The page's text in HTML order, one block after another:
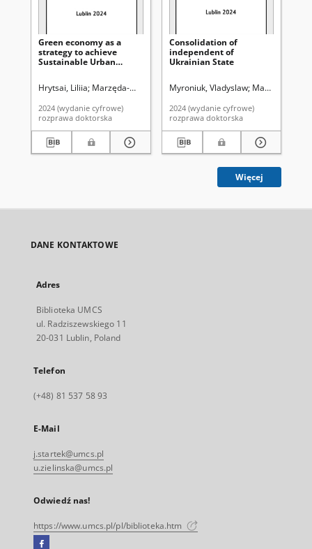
Green economy as a
strategy to achieve
Sustainable Urban
Hrytsai, Liliia Marzęda-Młynarska, Katarzyna. Promotor
2024 (wydanie cyfrowe)
rozprawa doktorska
Consolidation of
independent of
Ukrainian State
Myroniuk, Vladyslaw Marzęda-
2024 (wydanie cyfrowe)
rozprawa doktorska
Więcej
DANE KONTAKTOWE
Adres
Biblioteka UMCS
ul. Radziszewskiego 11
20-031 Lublin, Poland
Telefon
(+48) 81 537 58 93
E-Mail
j.startek@umcs.pl
u.zielinska@umcs.pl
Odwiedź nas!
https://www.umcs.pl/pl/biblioteka.htm
Facebook